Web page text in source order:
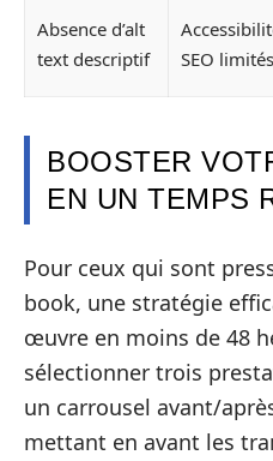
Absence d’alt
text descriptif
SEO limités
BOOSTER
EN UN TEMPS
Pour ceux qui sont
book, une stratégie
œuvre en moins de 48
sélectionner trois
un carrousel avant/
mettant en avant les